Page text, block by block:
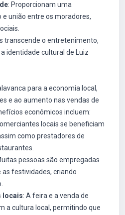
: Proporcionam uma
união entre os moradores,
transcende o entretenimento,
identidade cultural de Luiz
para a economia local,
e ao aumento nas vendas de
econômicos incluem:
locais se beneficiam
como prestadores de
pessoas são empregadas
festividades, criando
locais: A feira e a venda de
a cultura local, permitindo que